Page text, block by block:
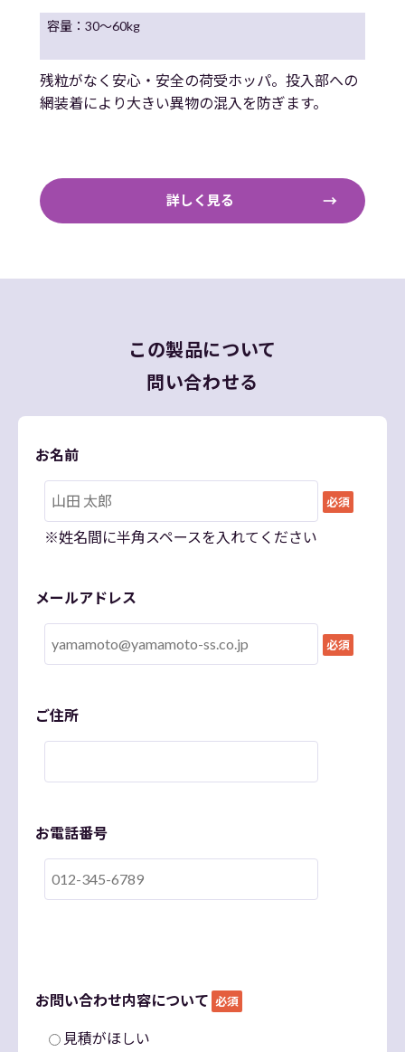
容量：30～60kg
残粒がなく安心・安全の荷受ホッパ。投入部への
網装着により大きい異物の混入を防ぎます。
詳しく見る
この製品について
問い合わせる
お名前
必須
※姓名間に半角スペースを入れてください
メールアドレス
必須
ご住所
お電話番号
お問い合わせ内容について 必須
見積がほしい